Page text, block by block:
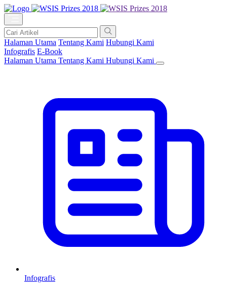
Halaman Utama Tentang Kami Hubungi Kami
Infografis E-Book
Halaman Utama Tentang Kami Hubungi Kami
Infografis